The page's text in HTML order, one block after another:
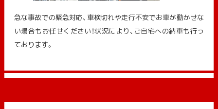
急な事故での緊急対応、車検切れや走行不安でお車が動かせな
い場合もお任せください！状況により、ご自宅への納⾞も⾏っ
ております。